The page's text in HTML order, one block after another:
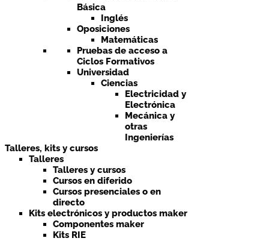
Básica
Inglés
Oposiciones
Matemáticas
Pruebas de acceso a
Ciclos Formativos
Universidad
Ciencias
Electricidad y
Electrónica
Mecánica y
otras
Ingenierías
Talleres, kits y cursos
Talleres
Talleres y cursos
Cursos en diferido
Cursos presenciales o en
directo
Kits electrónicos y productos maker
Componentes maker
Kits RIE